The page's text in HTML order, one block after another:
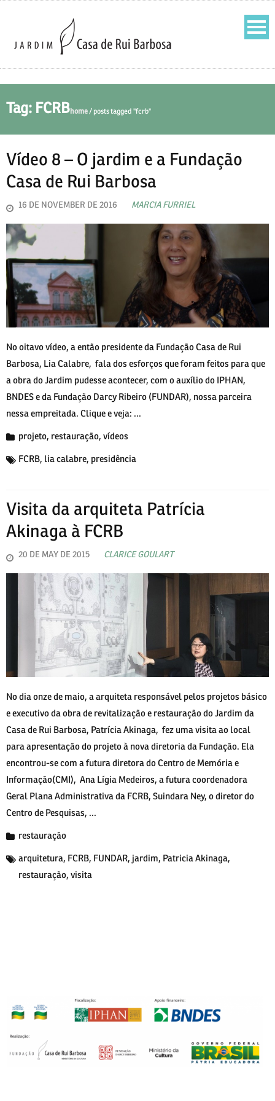
Tag: FCRBhome/ posts tagged "fcrb"
Vídeo 8 – O jardim e a Fundação
Casa de Rui Barbosa
16 DE NOVEMBER DE 2016 MARCIA FURRIEL
No oitavo vídeo, a então presidente da Fundação Casa de Rui
Barbosa, Lia Calabre, fala dos esforços que foram feitos para que
a obra do Jardim pudesse acontecer, com o auxílio do IPHAN,
BNDES e da Fundação Darcy Ribeiro (FUNDAR), nossa parceira
nessa empreitada. Clique e veja: ...
projeto, restauração, vídeos
FCRB, lia calabre, presidência
Visita da arquiteta Patrícia
Akinaga à FCRB
20 DE MAY DE 2015 CLARICE GOULART
No dia onze de maio, a arquiteta responsável pelos projetos básico
e executivo da obra de revitalização e restauração do Jardim da
Casa de Rui Barbosa, Patrícia Akinaga, fez uma visita ao local
para apresentação do projeto à nova diretoria da Fundação. Ela
encontrou-se com a futura diretora do Centro de Memória e
Informação(CMI), Ana Lígia Medeiros, a futura coordenadora
Geral Plana Administrativa da FCRB, Suindara Ney, o diretor do
Centro de Pesquisas, ...
restauração
arquitetura, FCRB, FUNDAR, jardim, Patricia Akinaga,
restauração, visita